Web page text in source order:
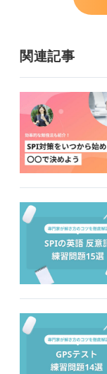
関連記事